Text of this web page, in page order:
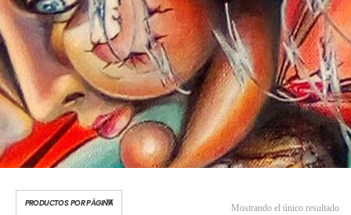
Mostrando el único resultado